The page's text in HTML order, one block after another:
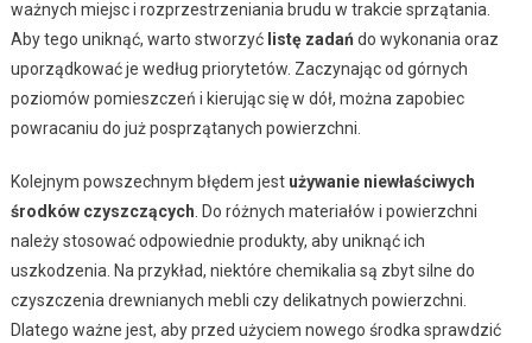
ważnych miejsc i rozprzestrzeniania brudu w trakcie sprzątania.
Aby tego uniknąć, warto stworzyć listę zadań do wykonania oraz
uporządkować je według priorytetów. Zaczynając od górnych
poziomów pomieszczeń i kierując się w dół, można zapobiec
powracaniu do już posprzątanych powierzchni.
Kolejnym powszechnym błędem jest używanie niewłaściwych
środków czyszczących . Do różnych materiałów i powierzchni
należy stosować odpowiednie produkty, aby uniknąć ich
uszkodzenia. Na przykład, niektóre chemikalia są zbyt silne do
czyszczenia drewnianych mebli czy delikatnych powierzchni.
Dlatego ważne jest, aby przed użyciem nowego środka sprawdzić